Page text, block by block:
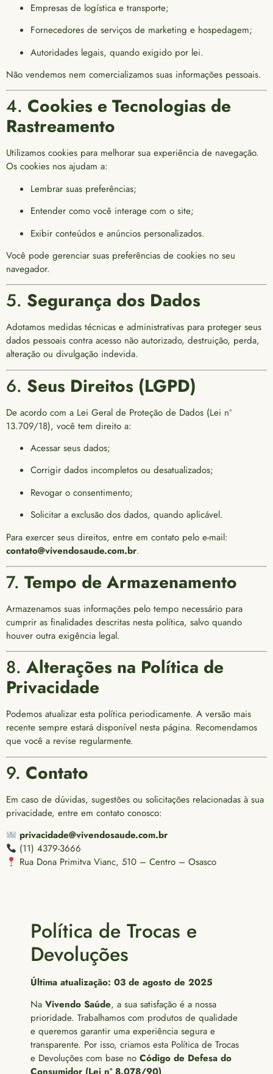
Empresas de logística e transporte;
Fornecedores de serviços de marketing e hospedagem;
Autoridades legais, quando exigido por lei.
Não vendemos nem comercializamos suas informações pessoais.
4. Cookies e Tecnologias de
Rastreamento
Utilizamos cookies para melhorar sua experiência de navegação.
Os cookies nos ajudam a:
Lembrar suas preferências;
Entender como você interage com o site;
Exibir conteúdos e anúncios personalizados.
Você pode gerenciar suas preferências de cookies no seu
navegador.
5. Segurança dos Dados
Adotamos medidas técnicas e administrativas para proteger seus
dados pessoais contra acesso não autorizado, destruição, perda,
alteração ou divulgação indevida.
6. Seus Direitos (LGPD)
De acordo com a Lei Geral de Proteção de Dados (Lei nº
13.709/18), você tem direito a:
Acessar seus dados;
Corrigir dados incompletos ou desatualizados;
Revogar o consentimento;
Solicitar a exclusão dos dados, quando aplicável.
Para exercer seus direitos, entre em contato pelo e-mail:
contato@vivendosaude.com.br.
7. Tempo de Armazenamento
Armazenamos suas informações pelo tempo necessário para
cumprir as finalidades descritas nesta política, salvo quando
houver outra exigência legal.
8. Alterações na Política de
Privacidade
Podemos atualizar esta política periodicamente. A versão mais
recente sempre estará disponível nesta página. Recomendamos
que você a revise regularmente.
9. Contato
Em caso de dúvidas, sugestões ou solicitações relacionadas à sua
privacidade, entre em contato conosco:
privacidade@vivendosaude.com.br
(11) 4379-3666
Rua Dona Primitva Vianc, 510 – Centro – Osasco
Política de Trocas e
Devoluções
Última atualização: 03 de agosto de 2025
Na Vivendo Saúde, a sua satisfação é a nossa
prioridade. Trabalhamos com produtos de qualidade
e queremos garantir uma experiência segura e
transparente. Por isso, criamos esta Política de Trocas
e Devoluções com base no Código de Defesa do